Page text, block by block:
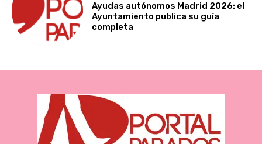
Ayudas autónomos Madrid 2026: el
Ayuntamiento publica su guía
completa